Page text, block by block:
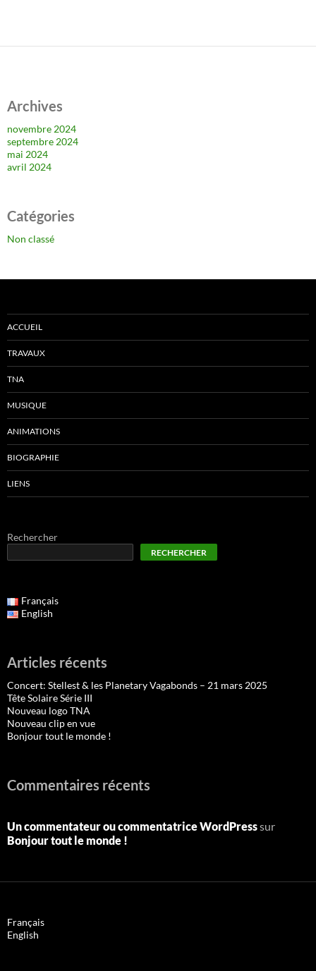
Archives
novembre 2024
septembre 2024
mai 2024
avril 2024
Catégories
Non classé
ACCUEIL
TRAVAUX
TNA
MUSIQUE
ANIMATIONS
BIOGRAPHIE
LIENS
Rechercher
RECHERCHER
Français
English
Articles récents
Concert: Stellest & les Planetary Vagabonds – 21 mars 2025
Tête Solaire Série III
Nouveau logo TNA
Nouveau clip en vue
Bonjour tout le monde !
Commentaires récents
Un commentateur ou commentatrice WordPresssur
Bonjour tout le monde !
Français
English